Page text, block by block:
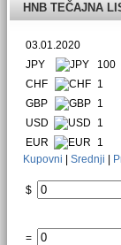
HNB TEČAJNA
03.01.2020
JPY
100
CHF
1
GBP
1
USD
1
EUR
1
Kupovni
Srednji
$
=